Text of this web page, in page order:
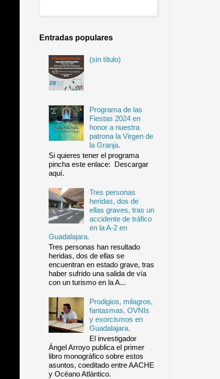
Entradas populares
(sin título)
Programa de las
Fiestas 2024 en
honor a nuestra
patrona la Virgen de
la Granja.
Si quieres tener el programa
pincha este enlace: Descargar
aquí.
Tres personas
heridas, dos de
ellas graves, tras un
accidente de tráfico
en la A-2 en
Guadalajara.
Tres personas han resultado
heridas, dos de ellas se
encuentran en estado grave, tras
haber sufrido una salida de vía
con un turismo en la A...
Prodigios, milagros,
fantasmas, OVNIs
y exorcismos en
Guadalajara.
El investigador
Ángel Arroyo publica el primer
libro monográfico sobre estos
asuntos, coeditado entre AACHE
y Océano Atlántico.